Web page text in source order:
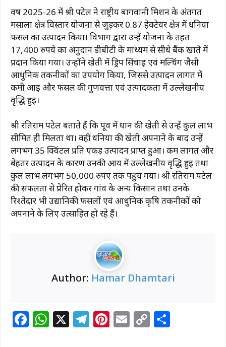
वर्ष 2025-26 में श्री पटेल ने राष्ट्रीय बागवानी मिशन के अंतर्गत
मसाला क्षेत्र विस्तार योजना से जुड़कर 0.87 हेक्टेयर क्षेत्र में धनिया
फसल का उत्पादन किया। विभाग द्वारा उन्हें योजना के तहत
17,400 रुपये का अनुदान डीबीटी के माध्यम से सीधे बैंक खाते में
प्रदान किया गया। उन्होंने खेती में ड्रिप सिंचाई एवं मल्चिंग जैसी
आधुनिक तकनीकों का उपयोग किया, जिससे उत्पादन लागत में
कमी आई और फसल की गुणवत्ता एवं उत्पादकता में उल्लेखनीय
वृद्धि हुई।
श्री रतिराम पटेल बताते हैं कि पूर्व में धान की खेती से उन्हें कुल लाभ
सीमित ही मिलता था। वहीं धनिया की खेती अपनाने के बाद उन्हें
लगभग 35 क्विंटल प्रति एकड़ उत्पादन प्राप्त हुआ। कम लागत और
बेहतर उत्पादन के कारण उनकी आय में उल्लेखनीय वृद्धि हुई तथा
कुल लाभ लगभग 50,000 रुपए तक पहुंच गया। श्री रतिराम पटेल
की सफलता से प्रेरित होकर गांव के अन्य किसान तथा उनके
रिश्तेदार भी उद्यानिकी फसलों एवं आधुनिक कृषि तकनीकों को
अपनाने के लिए उत्साहित हो रहे हैं।
Author: Hamar Dhamtari
F
a
W
h
X T
el
Pi
n
E
m
C
o